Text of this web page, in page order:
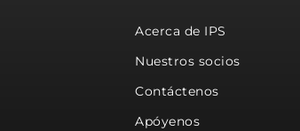
Acerca de IPS
Nuestros socios
Contáctenos
Apóyenos